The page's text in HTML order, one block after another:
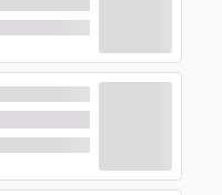
آیا
هتل سه
توان به لابی مجهز،